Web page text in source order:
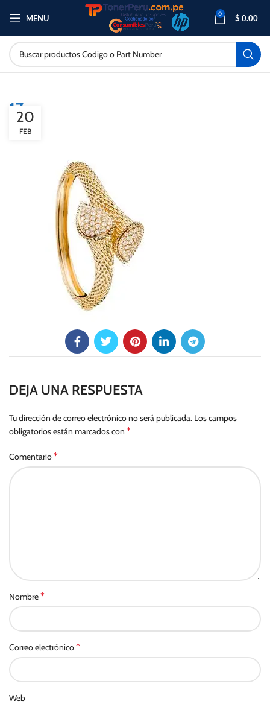
MENU 0 $ 0.00
1720
FEB
DEJA UNA RESPUESTA
Tu dirección de correo electrónico no será publicada. Los campos
obligatorios están marcados con *
Comentario*
Nombre*
Correo electrónico*
Web